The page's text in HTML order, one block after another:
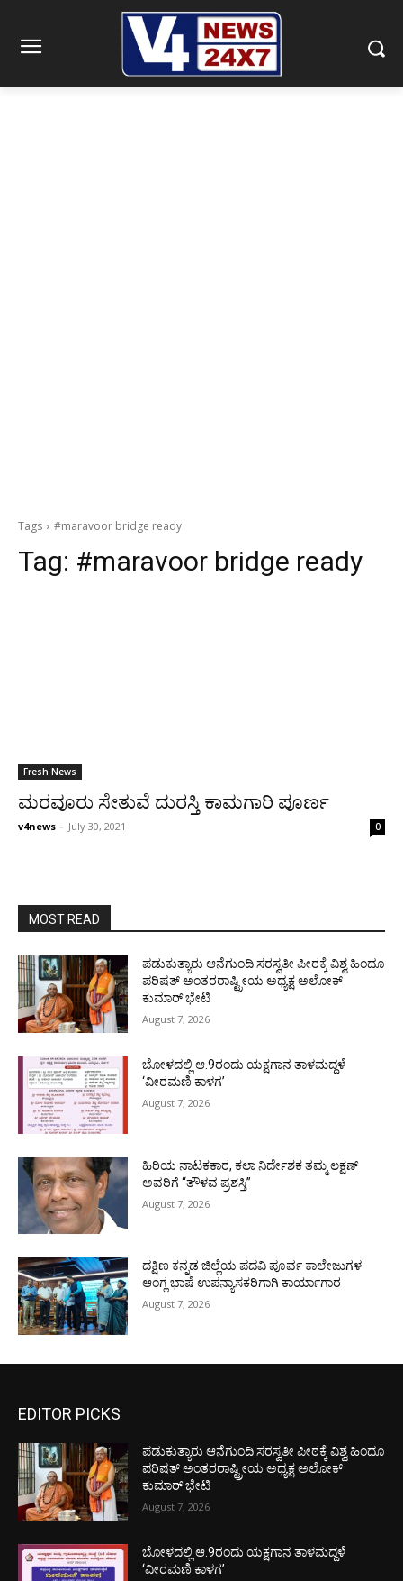
Tags #maravoor bridge ready
Tag: #maravoor bridge ready
Fresh News
ಮರವೂರು ಸೇತುವೆ ದುರಸ್ತಿ ಕಾಮಗಾರಿ ಪೂರ್ಣ
v4news - July 30, 2021 0
MOST READ
ಪಡುಕುತ್ಯಾರು ಆನೆಗುಂದಿ ಸರಸ್ವತೀ ಪೀಠಕ್ಕೆ ವಿಶ್ವ ಹಿಂದೂ
ಪರಿಷತ್ ಅಂತರರಾಷ್ಟ್ರೀಯ ಅಧ್ಯಕ್ಷ ಅಲೋಕ್
ಕುಮಾರ್ ಭೇಟಿ
August 7, 2026
ಬೋಳದಲ್ಲಿ ಆ.9ರಂದು ಯಕ್ಷಗಾನ ತಾಳಮದ್ದಳೆ
‘ವೀರಮಣಿ ಕಾಳಗ’
August 7, 2026
ಹಿರಿಯ ನಾಟಕಕಾರ, ಕಲಾ ನಿರ್ದೇಶಕ ತಮ್ಮ ಲಕ್ಷಣ್
ಅವರಿಗೆ “ತೌಳವ ಪ್ರಶಸ್ತಿ”
August 7, 2026
ದಕ್ಷಿಣ ಕನ್ನಡ ಜಿಲ್ಲೆಯ ಪದವಿ ಪೂರ್ವ ಕಾಲೇಜುಗಳ
ಆಂಗ್ಲ ಭಾಷೆ ಉಪನ್ಯಾಸಕರಿಗಾಗಿ ಕಾರ್ಯಾಗಾರ
August 7, 2026
EDITOR PICKS
ಪಡುಕುತ್ಯಾರು ಆನೆಗುಂದಿ ಸರಸ್ವತೀ ಪೀಠಕ್ಕೆ ವಿಶ್ವ ಹಿಂದೂ
ಪರಿಷತ್ ಅಂತರರಾಷ್ಟ್ರೀಯ ಅಧ್ಯಕ್ಷ ಅಲೋಕ್
ಕುಮಾರ್ ಭೇಟಿ
August 7, 2026
ಬೋಳದಲ್ಲಿ ಆ.9ರಂದು ಯಕ್ಷಗಾನ ತಾಳಮದ್ದಳೆ
‘ವೀರಮಣಿ ಕಾಳಗ’